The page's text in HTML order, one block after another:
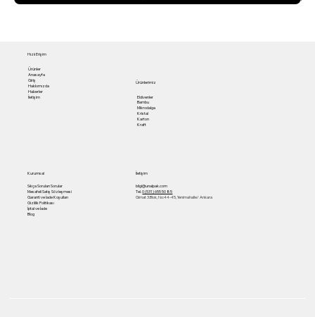
Ürünlerimiz
Eldivenler
Bambu
Mikrodalga
Kristal
Karton
Kraft
Hızlı Erişim
Ürünler
Anasayfa
Giriş
Hakkımızda
Haberler
İletişim
Kurumsal
Sıkça Sorulan Sorular
Mesafeli Satış Sözleşmesi
Garanti ve İade Koşulları
Gizlilik Politikası
İptal ve İade
Blog
İletişim
bilgi@unalpak.com
Tel.0 (531) 655 50 85
Gimat 3.Blok, No:44-45, Yenimahalle/ Ankara